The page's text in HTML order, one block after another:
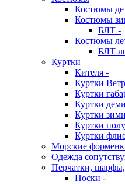
Костюмы
Костюмы
БЛТ -
Костюмы
БЛТ
Куртки
Кителя -
Куртки
Куртки
Куртки
Куртки
Куртки
Куртки
Морские
Одежда
Перчатки,
Носки -